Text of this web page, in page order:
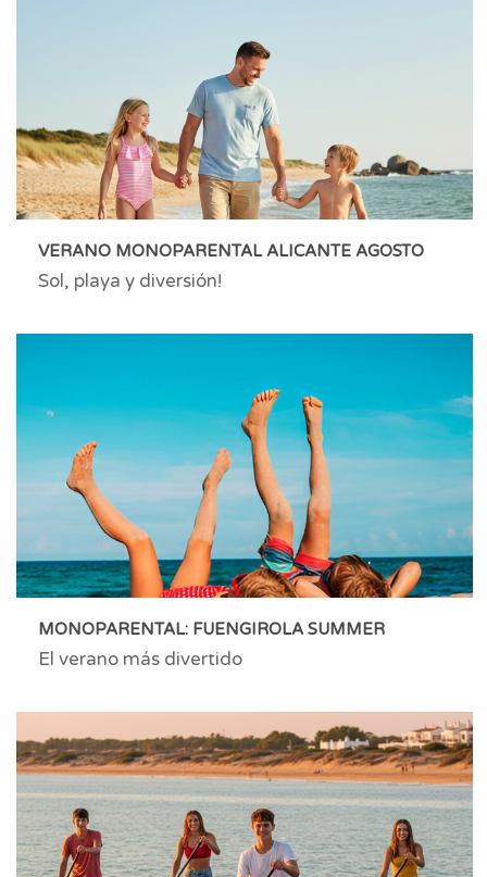
VERANO MONOPARENTAL ALICANTE AGOSTO
Sol, playa y diversión!
MONOPARENTAL: FUENGIROLA SUMMER
El verano más divertido